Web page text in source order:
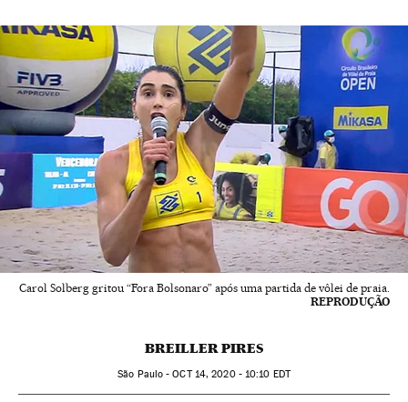
Carol Solberg gritou “Fora Bolsonaro” após uma partida de vôlei de praia.
REPRODUÇÃO
BREILLER PIRES
São Paulo -OCT14, 2020 - 10:10 EDT